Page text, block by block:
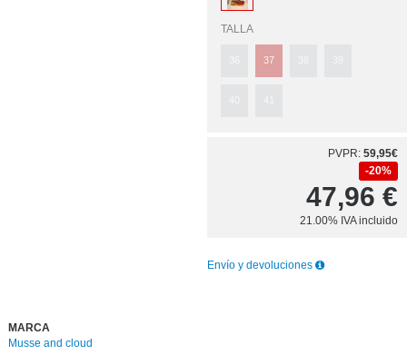
TALLA
37
PVPR: 59,95€
20%
47,96 €
21.00% IVA incluido
Envío y devoluciones
MARCA
Musse and cloud